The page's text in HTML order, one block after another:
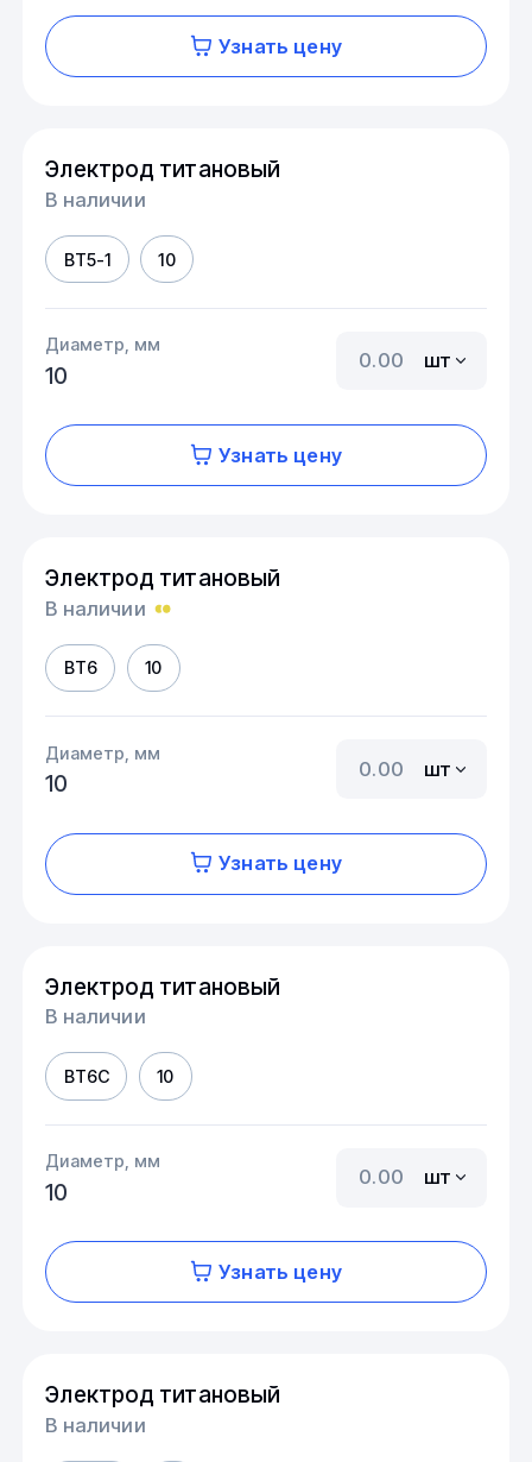
Узнать цену
Электрод титановый
В наличии
ВТ5-1 10
Диаметр, мм
10
шт
Узнать цену
Электрод титановый
В наличии
ВТ6 10
Диаметр, мм
10
шт
Узнать цену
Электрод титановый
В наличии
ВТ6С 10
Диаметр, мм
10
шт
Узнать цену
Электрод титановый
В наличии